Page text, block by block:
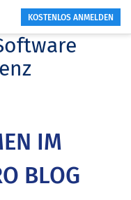
KOSTENLOS ANMELDEN
IM
BLOG